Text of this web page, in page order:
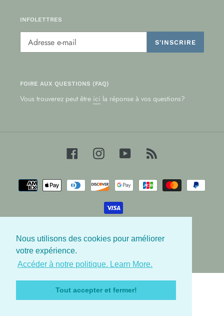
Nous utilisons des cookies pour améliorer
votre expérience.
Accéder à notre politique. Learn More.
Tout accepter et fermer!
INFOLETTRES
S'INSCRIRE
FOIRE AUX QUESTIONS (FAQ)
Vous trouverez peut être ici la réponse à vos questions?
FacebookInstagramYouTube
Moyens
de
paiement
© 2026,Les Babygators
Utilisez
flèches